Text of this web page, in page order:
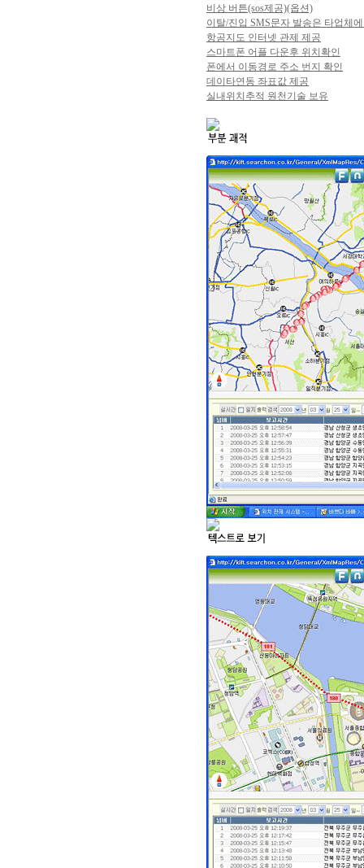
비상 버튼(sos제공)(옵션)
이탈/진입 SMS문자 발송은 타업체
항공지도 인터넷 관제 제공
스마트폰 어플 다운후 위치확인
폰에서 이동경로 주소 번지 확인
데이타연동 좌표값 제공
실내위치추적 원천기술 보유